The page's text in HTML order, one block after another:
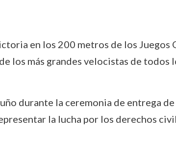
en los 200 metros de los
los más grandes velocistas de todos
durante la ceremonia de entrega
la lucha por los derechos